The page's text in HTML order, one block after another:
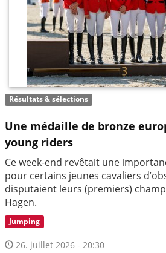
Résultats & sélections
Une médaille de bronze
young riders
Ce week-end revêtait une
pour certains jeunes cavaliers
disputaient leurs (premiers)
Hagen.
Jumping
26. juillet 2026 - 20:30